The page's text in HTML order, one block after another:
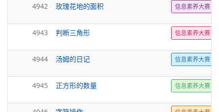
4942 玫瑰花地的面积 信息素养大赛
4943 判断三角形 信息素养大赛
4944 汤姆的日记 信息素养大赛
4945 正方形的数量 信息素养大赛